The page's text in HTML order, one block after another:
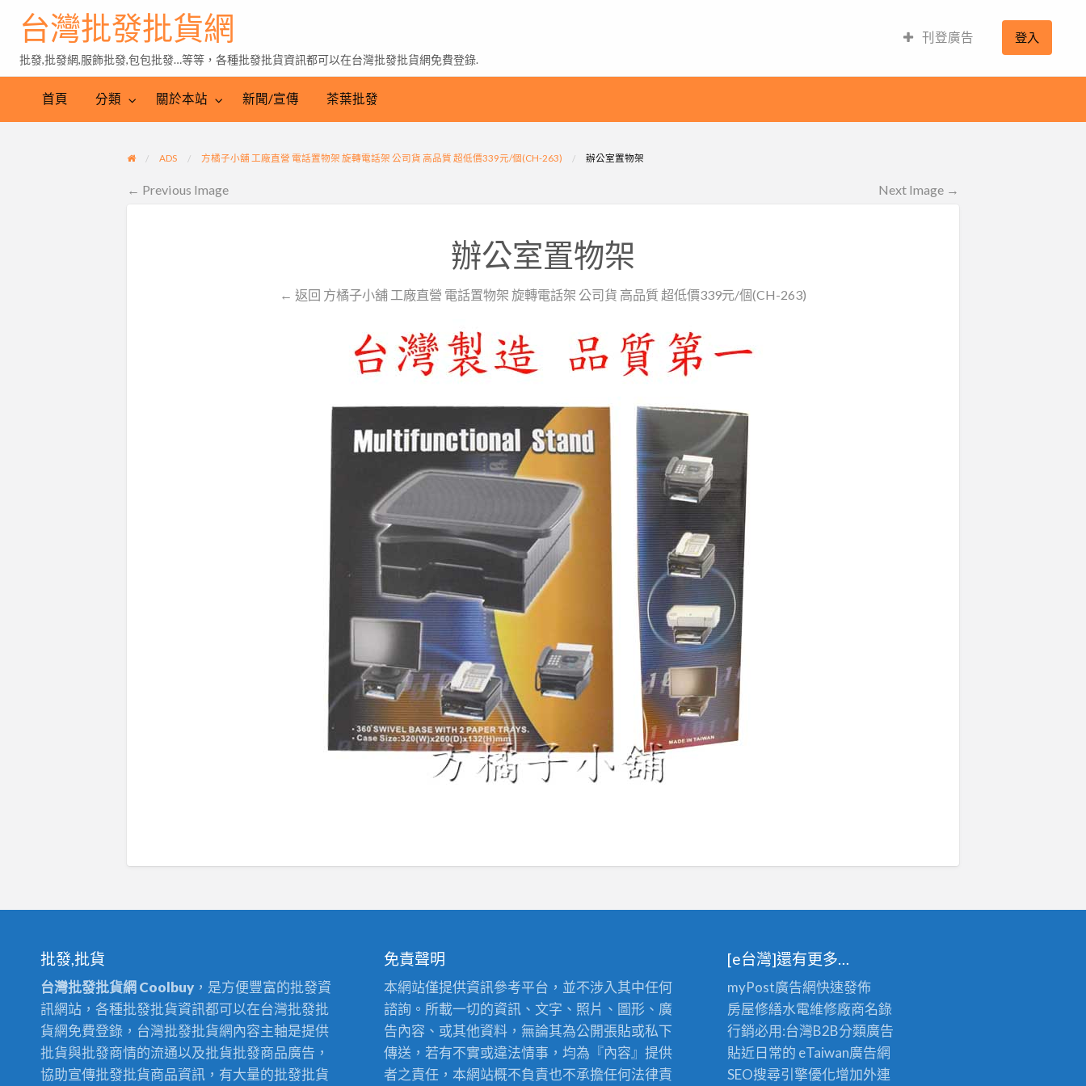
茶
發
台灣批發批貨網
批發,批發網,服飾批發,包包批發…等等，各種批發批貨資訊都可以在台灣批發批貨網免費登錄.
刊登廣告 登入
首頁 分類 關於本站 新聞/宣傳 茶葉批發
ADS 方橘子小舖 工廠直營 電話置物架 旋轉電話架 公司貨 高品質 超低價339元/個(CH-263) 辦公室置物架
← Previous Image Next Image →
辦公室置物架
← 返回 方橘子小舖 工廠直營 電話置物架 旋轉電話架 公司貨 高品質 超低價339元/個(CH-263)
批發,批貨
台灣批發批貨網 Coolbuy ，是方便豐富的批發資
訊網站，各種批發批貨資訊都可以在台灣批發批
貨網免費登錄，台灣批發批貨網內容主軸是提供
批貨與批發商情的流通以及批貨批發商品廣告，
協助宣傳批發批貨商品資訊，有大量的批發批貨
免責聲明
本網站僅提供資訊參考平台，並不涉入其中任何
諮詢。所載一切的資訊、文字、照片、圖形、廣
告內容、或其他資料，無論其為公開張貼或私下
傳送，若有不實或違法情事，均為『內容』提供
者之責任，本網站概不負責也不承擔任何法律責
[e台灣]還有更多…
myPost廣告網快速發佈
房屋修繕水電維修廠商名錄
行銷必用:台灣B2B分類廣告
貼近日常的 eTaiwan廣告網
SEO搜尋引擎優化增加外連